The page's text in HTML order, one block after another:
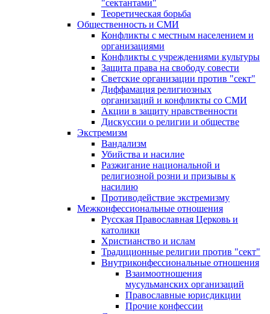
"сектантами"
Теоретическая борьба
Общественность и СМИ
Конфликты с местным населением и
организациями
Конфликты с учреждениями культуры
Защита права на свободу совести
Светские организации против "сект"
Диффамация религиозных
организаций и конфликты со СМИ
Акции в защиту нравственности
Дискуссии о религии и обществе
Экстремизм
Вандализм
Убийства и насилие
Разжигание национальной и
религиозной розни и призывы к
насилию
Противодействие экстремизму
Межконфессиональные отношения
Русская Православная Церковь и
католики
Христианство и ислам
Традиционные религии против "сект"
Внутриконфессиональные отношения
Взаимоотношения
мусульманских организаций
Православные юрисдикции
Прочие конфессии